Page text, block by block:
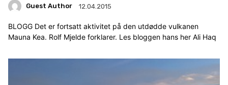
Guest Author 12.04.2015
BLOGG Det er fortsatt aktivitet på den utdødde vulkanen
Mauna Kea. Rolf Mjelde forklarer. Les bloggen hans her Ali Haq